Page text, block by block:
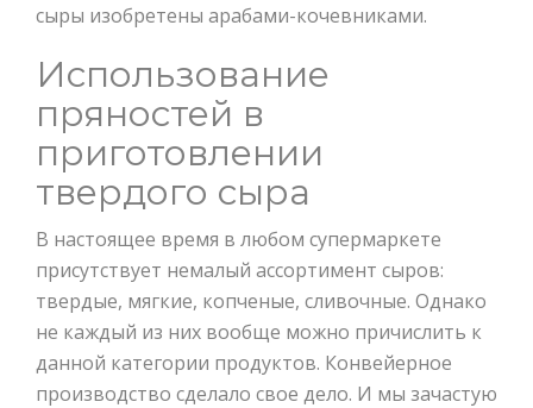
сыры изобретены арабами-кочевниками.
Использование
пряностей в
приготовлении
твердого сыра
В настоящее время в любом супермаркете
присутствует немалый ассортимент сыров:
твердые, мягкие, копченые, сливочные. Однако
не каждый из них вообще можно причислить к
данной категории продуктов. Конвейерное
производство сделало свое дело. И мы зачастую